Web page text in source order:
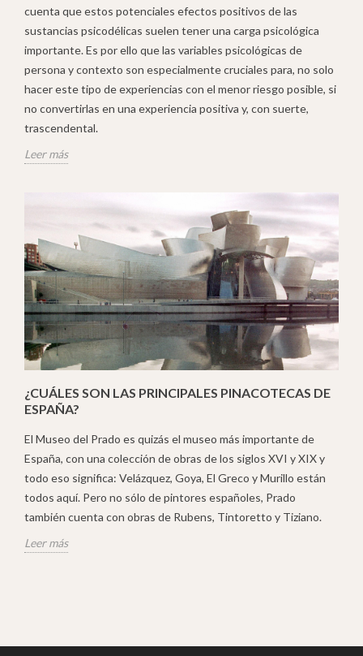
cuenta que estos potenciales efectos positivos de las
sustancias psicodélicas suelen tener una carga psicológica
importante. Es por ello que las variables psicológicas de
persona y contexto son especialmente cruciales para, no solo
hacer este tipo de experiencias con el menor riesgo posible, si
no convertirlas en una experiencia positiva y, con suerte,
trascendental.
Leer más
¿CUÁLES SON LAS PRINCIPALES PINACOTECAS DE
ESPAÑA?
El Museo del Prado es quizás el museo más importante de
España, con una colección de obras de los siglos XVI y XIX y
todo eso significa: Velázquez, Goya, El Greco y Murillo están
todos aquí. Pero no sólo de pintores españoles, Prado
también cuenta con obras de Rubens, Tintoretto y Tiziano.
Leer más